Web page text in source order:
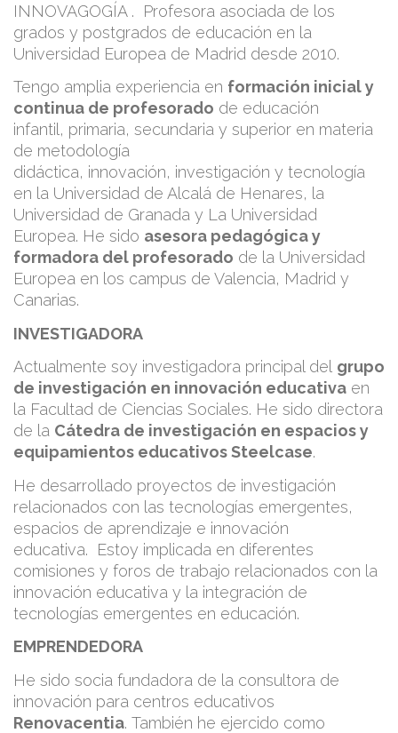
INNOVAGOGÍA . Profesora asociada de los
grados y postgrados de educación en la
Universidad Europea de Madrid desde 2010.
Tengo amplia experiencia en formación inicial y
continua de profesorado de educación
infantil, primaria, secundaria y superior en materia
de metodología
didáctica, innovación, investigación y tecnología
en la Universidad de Alcalá de Henares, la
Universidad de Granada y La Universidad
Europea. He sido asesora pedagógica y
formadora del profesorado de la Universidad
Europea en los campus de Valencia, Madrid y
Canarias.
INVESTIGADORA
Actualmente soy investigadora principal del grupo
de investigación en innovación educativa en
la Facultad de Ciencias Sociales. He sido directora
de la Cátedra de investigación en espacios y
equipamientos educativos Steelcase.
He desarrollado proyectos de investigación
relacionados con las tecnologías emergentes,
espacios de aprendizaje e innovación
educativa.
Estoy implicada en diferentes
comisiones y foros de trabajo relacionados con la
innovación educativa y la integración de
tecnologías emergentes en educación.
EMPRENDEDORA
He sido socia fundadora de la consultora de
innovación para centros educativos
Renovacentia. También he ejercido como